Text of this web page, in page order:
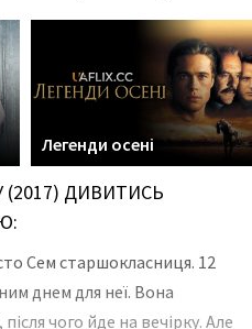
Легенди осені
ДИВИТИСЬ
Сем старшокласниця. 12
днем для неї. Вона
чого йде на вечірку. Але